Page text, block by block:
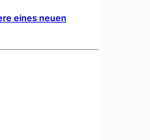
eines neuen